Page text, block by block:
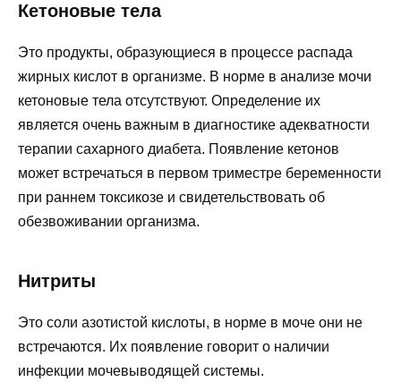
Кетоновые тела
Это продукты, образующиеся в процессе распада
жирных кислот в организме. В норме в анализе мочи
кетоновые тела отсутствуют. Определение их
является очень важным в диагностике адекватности
терапии сахарного диабета. Появление кетонов
может встречаться в первом триместре беременности
при раннем токсикозе и свидетельствовать об
обезвоживании организма.
Нитриты
Это соли азотистой кислоты, в норме в моче они не
встречаются. Их появление говорит о наличии
инфекции мочевыводящей системы.